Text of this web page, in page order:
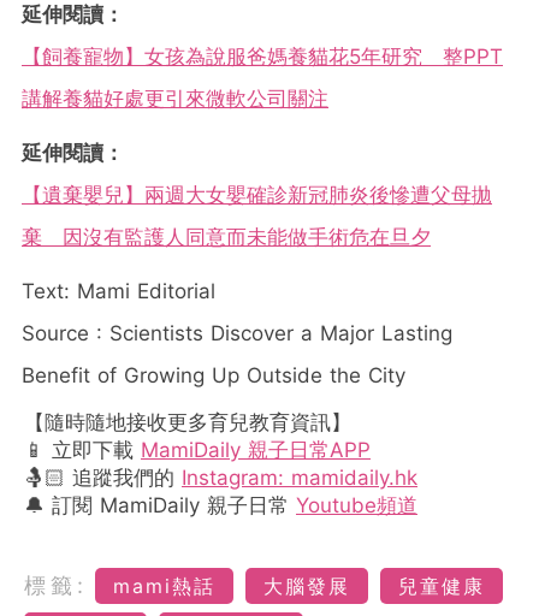
延伸閱讀：
【飼養寵物】女孩為說服爸媽養貓花5年研究 整PPT
講解養貓好處更引來微軟公司關注
延伸閱讀：
【遺棄嬰兒】兩週大女嬰確診新冠肺炎後慘遭父母拋
棄 因沒有監護人同意而未能做手術危在旦夕
Text: Mami Editorial
Source : Scientists Discover a Major Lasting
Benefit of Growing Up Outside the City
【隨時隨地接收更多育兒教育資訊】
📱 立即下載 MamiDaily 親子日常APP
🤱🏻 追蹤我們的 Instagram: mamidaily.hk
🔔 訂閱 MamiDaily 親子日常 Youtube頻道
標籤: mami熱話 大腦發展
兒童健康